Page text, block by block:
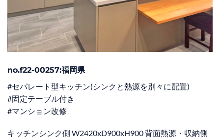
no.f22-00257:福岡県
#セパレート型キッチン(シンクと熱源を別々に配置)
#固定テーブル付き
#マンション改修
キッチンシンク側 W2420xD900xH900 背面熱源・収納側